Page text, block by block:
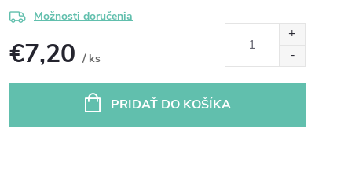
Možnosti doručenia
€7,20 / ks
PRIDAŤ DO KOŠÍKA